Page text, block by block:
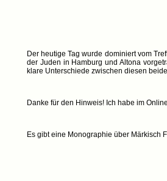
Der heutige Tag wurde dominiert vom
der Juden in Hamburg und Altona
klare Unterschiede zwischen diesen
Danke für den Hinweis! Ich habe im
Es gibt eine Monographie über Märkisch